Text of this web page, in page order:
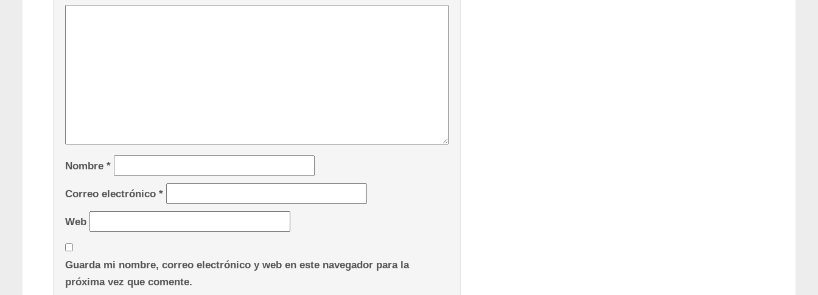
Nombre *
Correo electrónico *
Web
Guarda mi nombre, correo electrónico y web en este navegador para la
próxima vez que comente.